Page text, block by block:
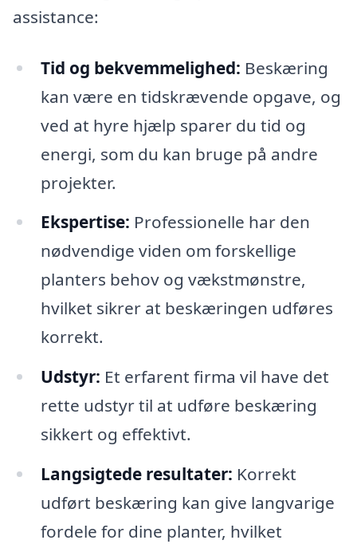
assistance:
Tid og bekvemmelighed: Beskæring
kan være en tidskrævende opgave, og
ved at hyre hjælp sparer du tid og
energi, som du kan bruge på andre
projekter.
Ekspertise: Professionelle har den
nødvendige viden om forskellige
planters behov og vækstmønstre,
hvilket sikrer at beskæringen udføres
korrekt.
Udstyr: Et erfarent firma vil have det
rette udstyr til at udføre beskæring
sikkert og effektivt.
Langsigtede resultater: Korrekt
udført beskæring kan give langvarige
fordele for dine planter, hvilket